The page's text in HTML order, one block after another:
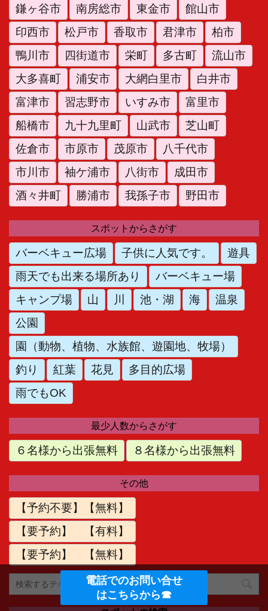
鎌ヶ谷市
南房総市 東金市
館山市
印西市
松戸市 香取市 君津市
柏市
鴨川市
四街道市 栄町 多古町
流山市
大多喜町
浦安市 大網白里市
白井市
富津市
習志野市 いすみ市
富里市
船橋市
九十九里町 山武市
芝山町
佐倉市
市原市 茂原市
八千代市
市川市
袖ケ浦市 八街市
成田市
酒々井町
勝浦市 我孫子市 野田市
スポットからさがす
バーベキュー広場 子供に人気です。
遊具
雨天でも出来る場所あり
バーベキュー場
キャンプ場
山 川 池・湖 海
温泉
公園
園（動物、植物、水族館、遊園地、牧場）
釣り
紅葉 花見
多目的広場
雨でもOK
最少人数からさがす
６名様から出張無料 ８名様から出張無料
その他
【予約不要】【無料】
【要予約】 【有料】
【要予約】 【無料】
電話でのお問い合せ
はこちらから☎